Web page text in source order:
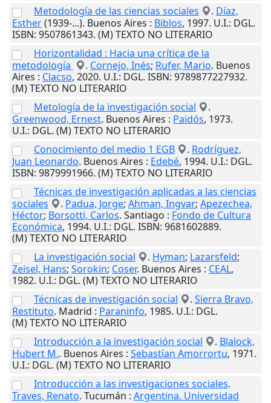
Metodología de las ciencias sociales
. Díaz,
Esther(1939-...). Buenos Aires : Biblos, 1997. U.I.: DGL.
ISBN: 9507861343. (M) TEXTO NO LITERARIO
Horizontalidad : Hacia una crítica de la
metodología
. Cornejo, Inés; Rufer, Mario. Buenos
Aires : Clacso, 2020. U.I.: DGL. ISBN: 9789877227932.
(M) TEXTO NO LITERARIO
Metología de la investigación social
.
Greenwood, Ernest. Buenos Aires : Paidós, 1973.
U.I.: DGL. (M) TEXTO NO LITERARIO
Conocimiento del medio 1 EGB
. Rodríguez,
Juan Leonardo. Buenos Aires : Edebé, 1994. U.I.: DGL.
ISBN: 9879991966. (M) TEXTO NO LITERARIO
Técnicas de investigación aplicadas a las ciencias
sociales
. Padua, Jorge; Ahman, Ingvar; Apezechea,
Héctor; Borsotti, Carlos. Santiago : Fondo de Cultura
Económica, 1994. U.I.: DGL. ISBN: 9681602889.
(M) TEXTO NO LITERARIO
La investigación social
. Hyman; Lazarsfeld;
Zeisel, Hans; Sorokin; Coser. Buenos Aires : CEAL,
1982. U.I.: DGL. (M) TEXTO NO LITERARIO
Técnicas de investigación social
. Sierra Bravo,
Restituto. Madrid : Paraninfo, 1985. U.I.: DGL.
(M) TEXTO NO LITERARIO
Introducción a la investigación social
. Blalock,
Hubert M.. Buenos Aires : Sebastían Amorrortu, 1971.
U.I.: DGL. (M) TEXTO NO LITERARIO
Introducción a las investigaciones sociales.
Traves, Renato. Tucumán : Argentina. Universidad